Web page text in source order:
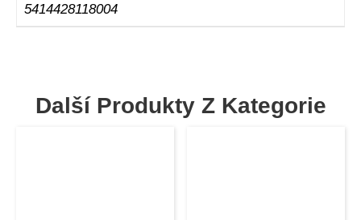
5414428118004
Další Produkty Z Kategorie